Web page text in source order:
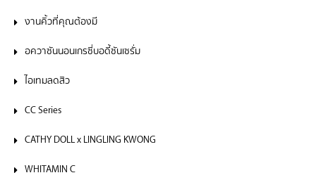
งานคิ้วที่คุณต้องมี
อควาซันนอนเกรซี่บอดี้ซันเซรั่ม
ไอเทมลดสิว
CC Series
CATHY DOLL x LINGLING KWONG
WHITAMIN C